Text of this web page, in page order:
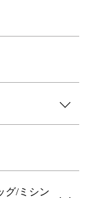
グ/ミシン